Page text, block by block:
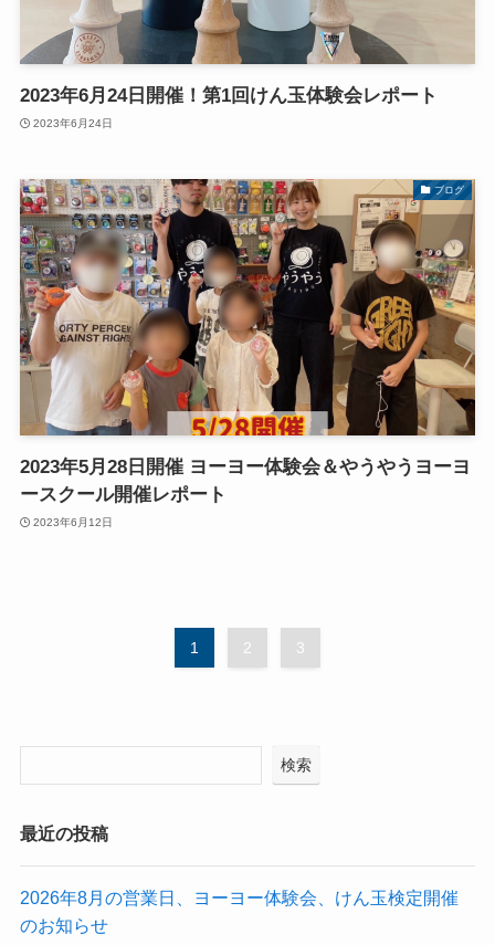
2023年6月24日開催！第1回けん玉体験会レポート
2023年6月24日
ブログ
2023年5月28日開催 ヨーヨー体験会＆やうやうヨーヨ
ースクール開催レポート
2023年6月12日
1 2 3
検索
最近の投稿
2026年8月の営業日、ヨーヨー体験会、けん玉検定開催
のお知らせ